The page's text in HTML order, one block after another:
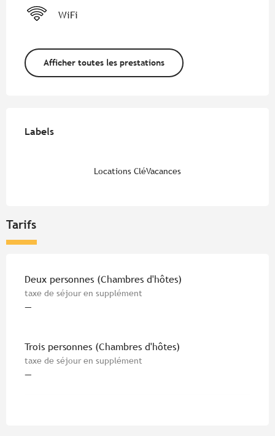
WiFi
Afficher toutes les prestations
Labels
Labels
Locations CléVacances
Tarifs
Tarifs 2026
Deux personnes (Chambres d'hôtes)
taxe de séjour en supplément
—
Trois personnes (Chambres d'hôtes)
taxe de séjour en supplément
—